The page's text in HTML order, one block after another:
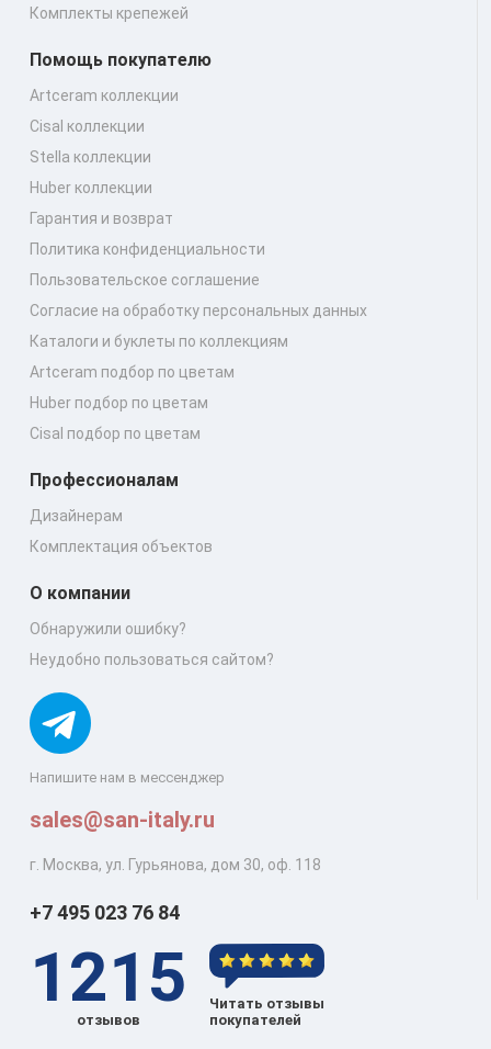
Комплекты крепежей
Напишите нам в мессенджер
sales@san-italy.ru
г. Москва, ул. Гурьянова, дом 30, оф. 118
Помощь покупателю
Artceram коллекции
Cisal коллекции
Stella коллекции
Huber коллекции
Гарантия и возврат
Политика конфиденциальности
Пользовательское соглашение
Согласие на обработку персональных данных
Каталоги и буклеты по коллекциям
Artceram подбор по цветам
Huber подбор по цветам
Cisal подбор по цветам
Профессионалам
Дизайнерам
Комплектация объектов
О компании
Обнаружили ошибку?
Неудобно пользоваться сайтом?
+7 495 023 76 84
1215
отзывов
Читать отзывы
покупателей